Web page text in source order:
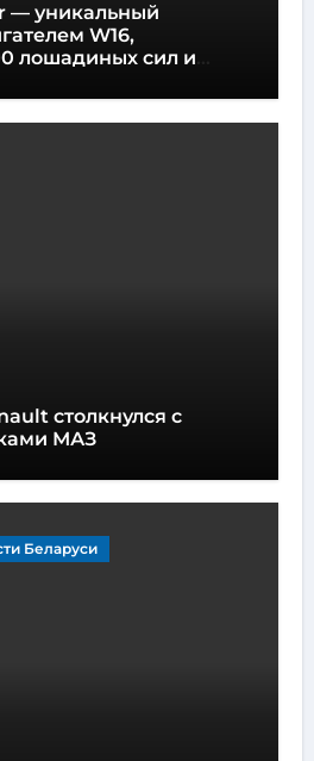
— уникальный
W16,
лошадиных сил и
столкнулся с
МАЗ
Беларуси